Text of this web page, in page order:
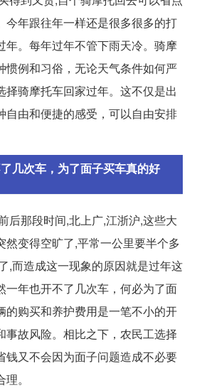
今年跟往年一样还是很多很多的打
年。每年过年不管下雨天冷。骑摩
惯例和习俗，无论天气条件如何严
择骑摩托车回家过年。这不仅是出
自由和便捷的感受，可以自由安排
几次车，为了面子买车真的好
后那段时间,北上广,江浙沪,这些大
然变得空旷了,平常一公里要半个多
,而造成这一现象的原因就是过年这
一年也开不了几次车，何必为了面
的购买和养护费用是一笔不小的开
事故风险。相比之下，农民工选择
钱又不会因为面子问题造成不必要
。